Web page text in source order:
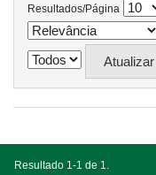
Resultados/Página
Resultado 1-1 de 1.